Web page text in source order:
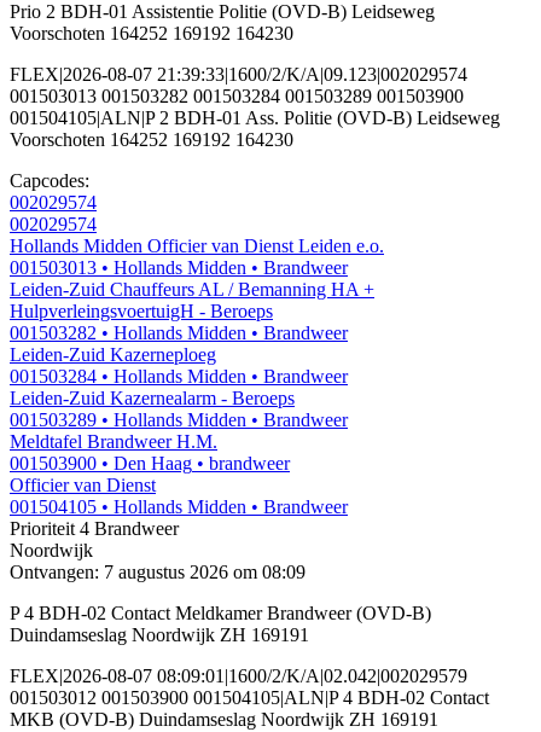
Prio 2 BDH-01 Assistentie Politie (OVD-B) Leidseweg
Voorschoten 164252 169192 164230
FLEX|2026-08-07 21:39:33|1600/2/K/A|09.123|002029574
001503013 001503282 001503284 001503289 001503900
001504105|ALN|P 2 BDH-01 Ass. Politie (OVD-B) Leidseweg
Voorschoten 164252 169192 164230
Capcodes:
002029574
002029574
Hollands Midden Officier van Dienst Leiden e.o.
001503013 • Hollands Midden • Brandweer
Leiden-Zuid Chauffeurs AL / Bemanning HA +
HulpverleingsvoertuigH - Beroeps
001503282 • Hollands Midden • Brandweer
Leiden-Zuid Kazerneploeg
001503284 • Hollands Midden • Brandweer
Leiden-Zuid Kazernealarm - Beroeps
001503289 • Hollands Midden • Brandweer
Meldtafel Brandweer H.M.
001503900 • Den Haag • brandweer
Officier van Dienst
001504105 • Hollands Midden • Brandweer
Prioriteit 4 Brandweer
Noordwijk
Ontvangen: 7 augustus 2026 om 08:09
P 4 BDH-02 Contact Meldkamer Brandweer (OVD-B)
Duindamseslag Noordwijk ZH 169191
FLEX|2026-08-07 08:09:01|1600/2/K/A|02.042|002029579
001503012 001503900 001504105|ALN|P 4 BDH-02 Contact
MKB (OVD-B) Duindamseslag Noordwijk ZH 169191